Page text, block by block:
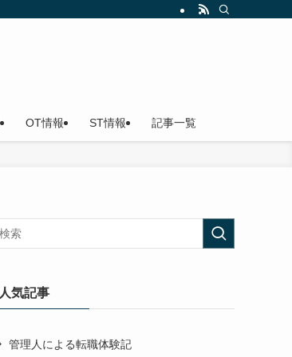
OT情報 ST情報 記事一覧
人気記事
管理人による転職体験記